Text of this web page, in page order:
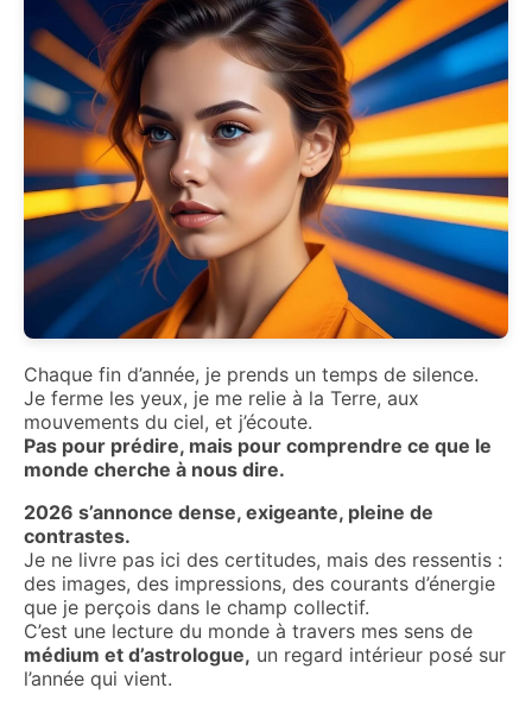
Chaque fin d’année, je prends un temps de silence.
Je ferme les yeux, je me relie à la Terre, aux
mouvements du ciel, et j’écoute.
Pas pour prédire, mais pour comprendre ce que le
monde cherche à nous dire.
2026 s’annonce dense, exigeante, pleine de
contrastes.
Je ne livre pas ici des certitudes, mais des ressentis :
des images, des impressions, des courants d’énergie
que je perçois dans le champ collectif.
C’est une lecture du monde à travers mes sens de
médium et d’astrologue, un regard intérieur posé sur
l’année qui vient.